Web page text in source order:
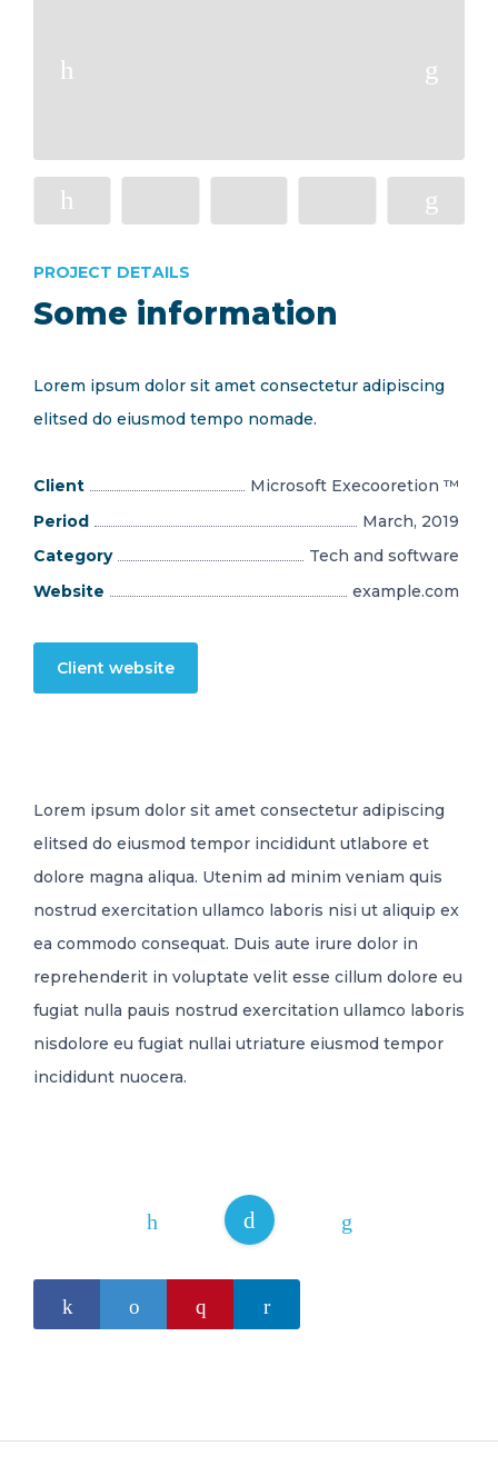
Some information
PROJECT DETAILS
Lorem ipsum dolor sit amet consectetur adipiscing
elitsed do eiusmod tempo nomade.
Client
Microsoft Execooretion ™
Period
March, 2019
Category
Tech and software
Website
example.com
Client website
Lorem ipsum dolor sit amet consectetur adipiscing
elitsed do eiusmod tempor incididunt utlabore et
dolore magna aliqua. Utenim ad minim veniam quis
nostrud exercitation ullamco laboris nisi ut aliquip ex
ea commodo consequat. Duis aute irure dolor in
reprehenderit in voluptate velit esse cillum dolore eu
fugiat nulla pauis nostrud exercitation ullamco laboris
nisdolore eu fugiat nullai utriature eiusmod tempor
incididunt nuocera.